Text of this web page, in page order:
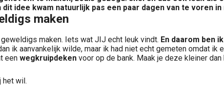
idee kwam natuurlijk pas een paar dagen van te voren
maken
maken. Iets wat JIJ echt leuk vindt. En daarom ben
ik aanvankelijk wilde, maar ik had niet echt gemeten omdat ik
een wegkruipdeken voor op de bank. Maak je deze kleiner
het wil.